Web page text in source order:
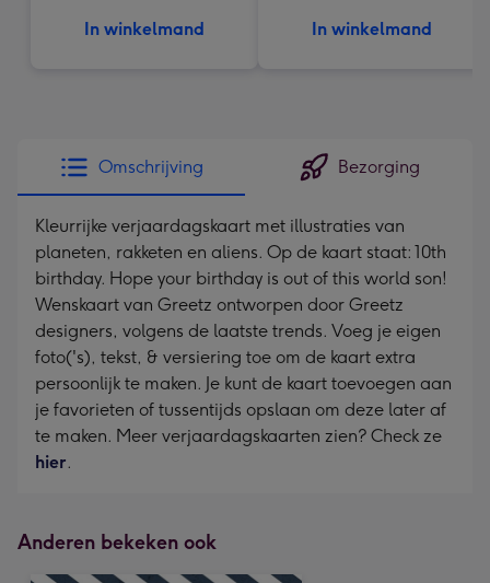
In winkelmand In winkelmand
Omschrijving Bezorging
Kleurrijke verjaardagskaart met illustraties van
planeten, rakketen en aliens. Op de kaart staat: 10th
birthday. Hope your birthday is out of this world son!
Wenskaart van Greetz ontworpen door Greetz
designers, volgens de laatste trends. Voeg je eigen
foto('s), tekst, & versiering toe om de kaart extra
persoonlijk te maken. Je kunt de kaart toevoegen aan
je favorieten of tussentijds opslaan om deze later af
te maken. Meer verjaardagskaarten zien? Check ze
hier.
Anderen bekeken ook